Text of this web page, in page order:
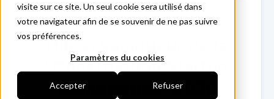
visite sur ce site. Un seul cookie sera utilisé dans
votre navigateur afin de se souvenir de ne pas suivre
vos préférences.
Paramètres du cookies
Accepter Refuser
Hiboo vainqueur de la
"Construction Startup
Competition" 2020